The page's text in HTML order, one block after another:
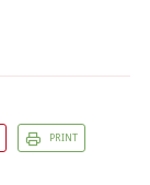
PRINT